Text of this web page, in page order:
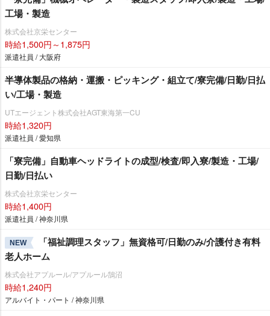
工場・製造
株式会社京栄センター
時給1,500円～1,875円
派遣社員 / 大阪府
半導体製品の格納・運搬・ピッキング・組立て/寮完備/日勤/日払
い/工場・製造
UTエージェント株式会社AGT東海第一CU
時給1,320円
派遣社員 / 愛知県
「寮完備」自動車ヘッドライトの成型/検査/即入寮/製造・工場/
日勤/日払い
株式会社京栄センター
時給1,400円
派遣社員 / 神奈川県
NEW
「福祉調理スタッフ」無資格可/日勤のみ/介護付き有料
老人ホーム
株式会社アプルール/アプルール鵠沼
時給1,240円
アルバイト・パート / 神奈川県